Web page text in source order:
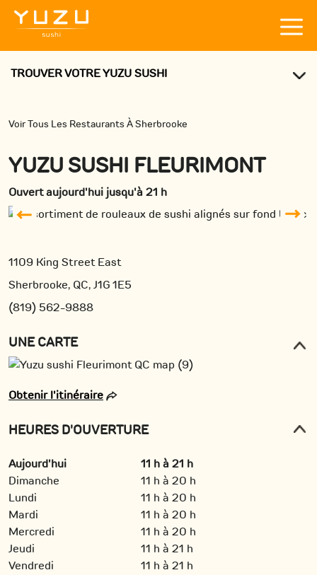
TROUVER VOTRE YUZU SUSHI
Voir Tous Les Restaurants À Sherbrooke
YUZU SUSHI FLEURIMONT
Ouvert aujourd'hui jusqu'à 21 h
1109 King Street East
Sherbrooke, QC, J1G 1E5
(819) 562-9888
UNE CARTE
Obtenir l'itinéraire
HEURES D'OUVERTURE
Aujourd'hui
11 h à 21 h
Dimanche
11 h à 20 h
Lundi
11 h à 20 h
Mardi
11 h à 20 h
Mercredi
11 h à 20 h
Jeudi
11 h à 21 h
Vendredi
11 h à 21 h